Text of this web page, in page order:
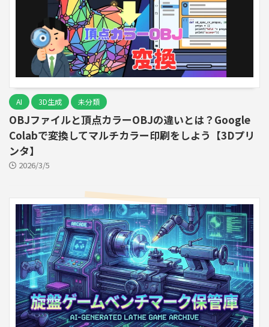
AI 3D生成 未分類
OBJファイルと頂点カラーOBJの違いとは？Google
Colabで変換してマルチカラー印刷をしよう【3Dプリ
ンタ】
2026/3/5